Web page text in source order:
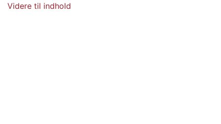
Videre til indhold